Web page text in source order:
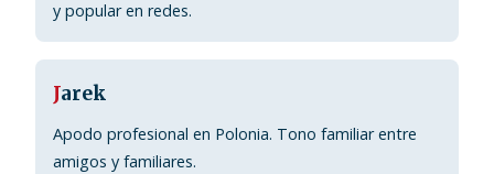
y popular en redes.
Jarek
Apodo profesional en Polonia. Tono familiar entre
amigos y familiares.